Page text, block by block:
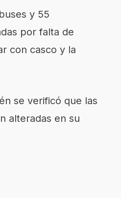
y 55
por falta de
con casco y la
se verificó que las
alteradas en su